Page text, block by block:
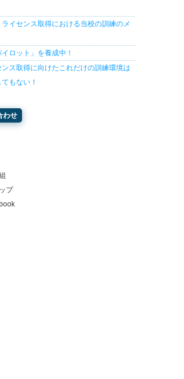
イセンス取得における当校の訓練のメ
イロット」を養成中！
ス取得に向けたこれだけの訓練環境は
もない！
わせ
プ